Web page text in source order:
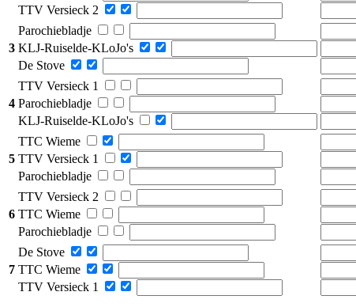
TTV Versieck 2
3
Parochiebladje
KLJ-Ruiselde-KLoJo's
De Stove
4
TTV Versieck 1
Parochiebladje
KLJ-Ruiselde-KLoJo's
5
TTC Wieme
TTV Versieck 1
Parochiebladje
6
TTV Versieck 2
TTC Wieme
Parochiebladje
7
De Stove
TTC Wieme
TTV Versieck 1